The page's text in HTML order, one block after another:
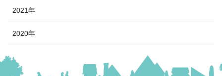
2021年
2020年